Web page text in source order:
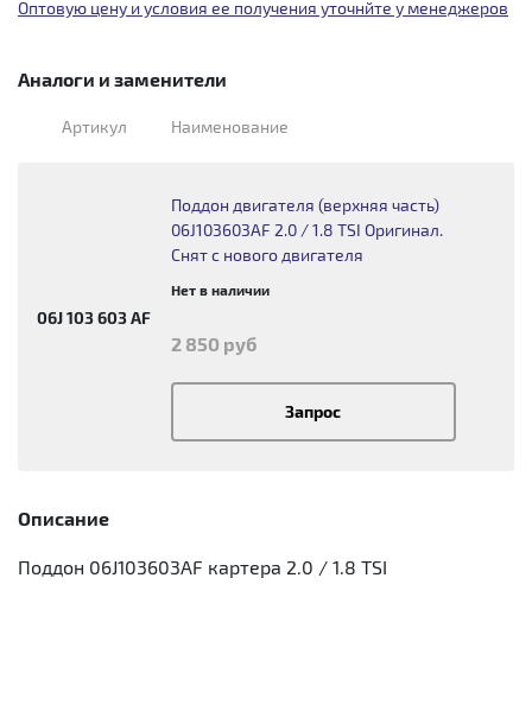
Оптовую цену и условия ее получения уточнйте у менеджеров
Аналоги и заменители
Артикул Наименование
06J 103 603 AF
Поддон двигателя (верхняя часть)
06J103603AF 2.0 / 1.8 TSI Оригинал.
Снят с нового двигателя
Нет в наличии
2 850 руб
Запрос
Описание
Поддон 06J103603AF картера 2.0 / 1.8 TSI